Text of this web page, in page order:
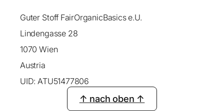
Guter Stoff FairOrganicBasics e.U.
Lindengasse 28
1070 Wien
Austria
UID: ATU51477806
↑ nach oben ↑